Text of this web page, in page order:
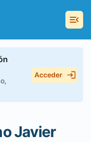
Acceder
Javier